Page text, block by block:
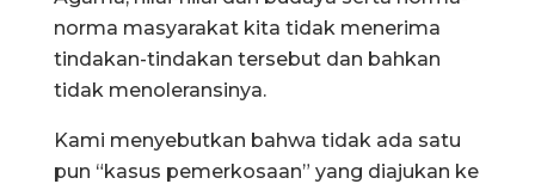
norma masyarakat kita tidak menerima
tindakan-tindakan tersebut dan bahkan
tidak menoleransinya.
Kami menyebutkan bahwa tidak ada satu
pun “kasus pemerkosaan” yang diajukan ke